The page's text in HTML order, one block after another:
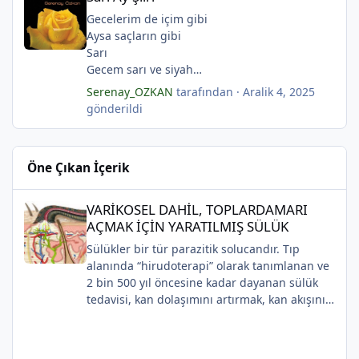
Durur
Yeşil saçlı kadın "şiir"diye
Ve siyah şal yere düşer
Yeşil saçlı kadının göğüsleri
Şairin kalemine...
(Serenay Özkan)
Beyazlan eski yağmurda
Maviydi, mavi bulutlar
Rüzgâr siyah bir kuştu
Gökte çıkmazken yıldızlar
Ve ansızın bir rüzgâr dağıtır saçlarımı.
(Serenay Özkan, Viata)
Gecelerim de içim gibi
Aysa saçların gibi
Sarı
Gecem sarı ve siyah
Sayıklıyor ağaçların dalları adını
Güneş doğmayacak
Gecelerinse tatlı yalnızlığı
Sarı...
(Serenay Özkan)
Serenay_OZKAN tarafından · Aralik 4, 2025
gönderildi
Öne Çıkan İçerik
VARİKOSEL DAHİL, TOPLARDAMARI
AÇMAK İÇİN YARATILMIŞ SÜLÜK
Sülükler bir tür parazitik solucandır. Tıp
alanında “hirudoterapi” olarak tanımlanan ve
2 bin 500 yıl öncesine kadar dayanan sülük
tedavisi, kan dolaşımını artırmak, kan akışını
*